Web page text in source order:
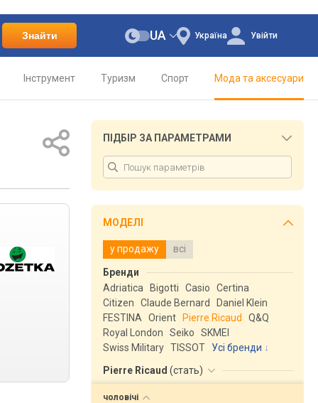
Знайти Україна
UA Увійти
Інструмент Туризм Спорт Мода та аксесуари
ПІДБІР ЗА ПАРАМЕТРАМИ
МОДЕЛІ
у продажу всі
Бренди
Adriatica
Bigotti Casio
Certina
Citizen
Claude Bernard
Daniel Klein
FESTINA
Orient Pierre Ricaud
Q&Q
Royal London
Seiko
SKMEI
Swiss Military TISSOT
Усі бренди
Pierre Ricaud (стать)
чоловічі